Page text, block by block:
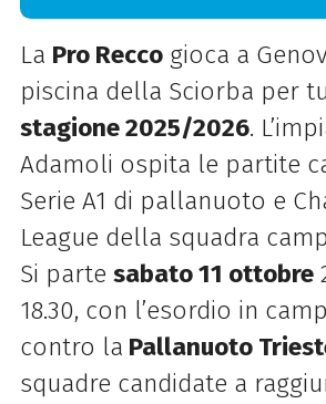
La Pro Reccogioca a
piscina della Sciorba per
stagione 2025/2026.
Adamoli ospita le partite
Serie A1 di pallanuoto e
League della squadra
Si parte sabato 11 ottobre
18.30, con l’esordio in
contro la Pallanuoto
squadre candidate a